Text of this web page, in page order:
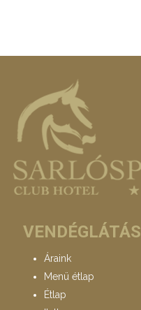
VENDÉGLÁTÁS
Áraink
Menü étlap
Étlap